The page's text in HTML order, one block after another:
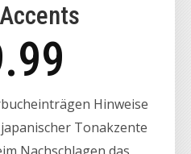
Hinweise
Tonakzente